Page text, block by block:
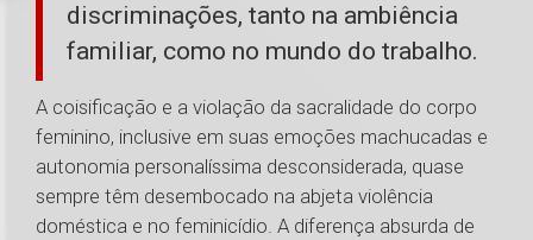
discriminações, tanto na ambiência
familiar, como no mundo do trabalho.
A coisificação e a violação da sacralidade do corpo
feminino, inclusive em suas emoções machucadas e
autonomia personalíssima desconsiderada, quase
sempre têm desembocado na abjeta violência
doméstica e no feminicídio. A diferença absurda de